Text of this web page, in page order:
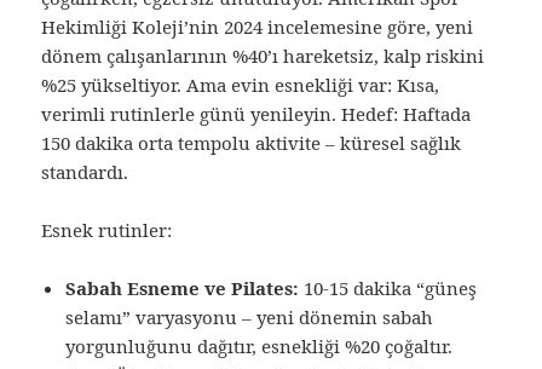
Hekimliği Koleji’nin 2024 incelemesine göre, yeni
dönem çalışanlarının %40’ı hareketsiz, kalp riskini
%25 yükseltiyor. Ama evin esnekliği var: Kısa,
verimli rutinlerle günü yenileyin. Hedef: Haftada
150 dakika orta tempolu aktivite – küresel sağlık
standardı.
Esnek rutinler:
Sabah Esneme ve Pilates: 10-15 dakika “güneş
selamı” varyasyonu – yeni dönemin sabah
yorgunluğunu dağıtır, esnekliği %20 çoğaltır.